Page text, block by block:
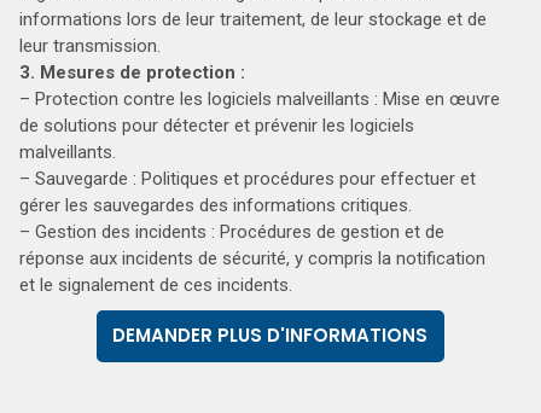
informations lors de leur traitement, de leur stockage et de
leur transmission.
3. Mesures de protection :
– Protection contre les logiciels malveillants : Mise en œuvre
de solutions pour détecter et prévenir les logiciels
malveillants.
– Sauvegarde : Politiques et procédures pour effectuer et
gérer les sauvegardes des informations critiques.
– Gestion des incidents : Procédures de gestion et de
réponse aux incidents de sécurité, y compris la notification
et le signalement de ces incidents.
DEMANDER PLUS D'INFORMATIONS